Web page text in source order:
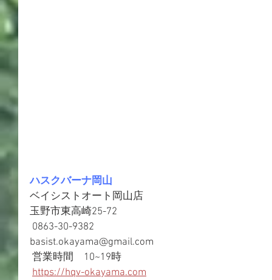
ハスクバーナ岡山
ベイシストオート岡山店
玉野市東高崎25-72
0863-30-9382
basist.okayama@gmail.com
営業時間　10~19時
https://hqv-okayama.com